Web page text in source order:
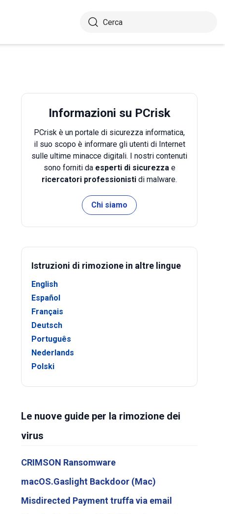
Informazioni su PCrisk
PCrisk è un portale di sicurezza informatica,
il suo scopo è informare gli utenti di Internet
sulle ultime minacce digitali. I nostri contenuti
sono forniti da esperti di sicurezzae
ricercatori professionisti di malware.
Chi siamo
Istruzioni di rimozione in altre lingue
English
Español
Français
Deutsch
Português
Nederlands
Polski
Le nuove guide per la rimozione dei
virus
CRIMSON Ransomware
macOS.Gaslight Backdoor (Mac)
Misdirected Payment truffa via email